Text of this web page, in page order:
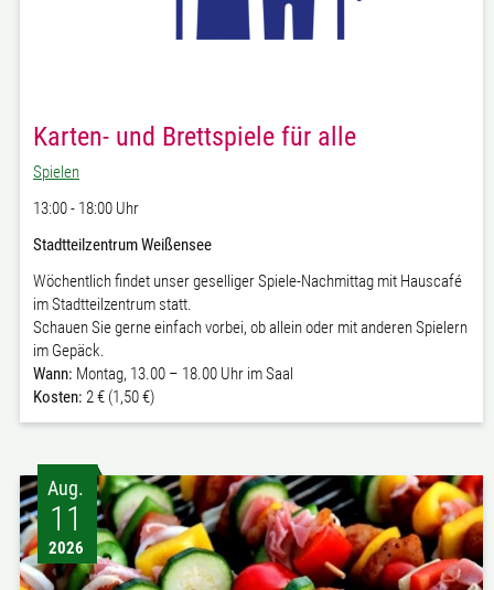
Karten- und Brettspiele für alle
Spielen
13:00 - 18:00 Uhr
Stadtteilzentrum Weißensee
Wöchentlich findet unser geselliger Spiele-Nachmittag mit Hauscafé
im Stadtteilzentrum statt.
Schauen Sie gerne einfach vorbei, ob allein oder mit anderen Spielern
im Gepäck.
Wann: Montag, 13.00 – 18.00 Uhr im Saal
Kosten: 2 € (1,50 €)
Aug.
11
2026